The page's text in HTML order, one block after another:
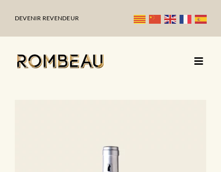
DEVENIR REVENDEUR